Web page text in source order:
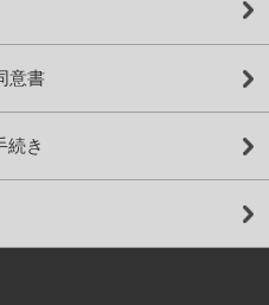
意書
続き